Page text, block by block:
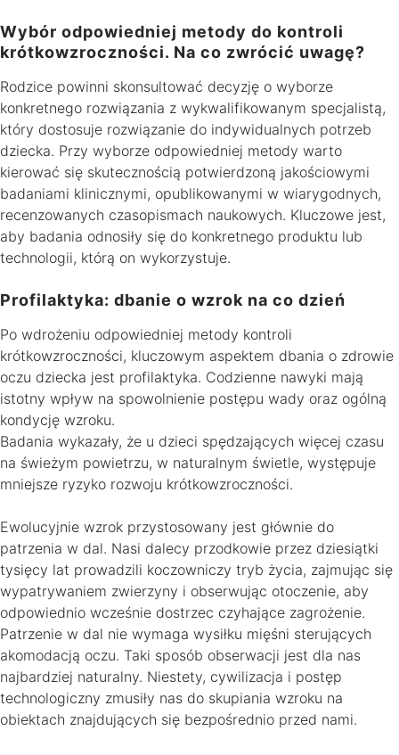
Wybór odpowiedniej metody do kontroli
krótkowzroczności. Na co zwrócić uwagę?
Rodzice powinni skonsultować decyzję o wyborze
konkretnego rozwiązania z wykwalifikowanym specjalistą,
który dostosuje rozwiązanie do indywidualnych potrzeb
dziecka. Przy wyborze odpowiedniej metody warto
kierować się skutecznością potwierdzoną jakościowymi
badaniami klinicznymi, opublikowanymi w wiarygodnych,
recenzowanych czasopismach naukowych. Kluczowe jest,
aby badania odnosiły się do konkretnego produktu lub
technologii, którą on wykorzystuje.
Profilaktyka: dbanie o wzrok na co dzień
Po wdrożeniu odpowiedniej metody kontroli
krótkowzroczności, kluczowym aspektem dbania o zdrowie
oczu dziecka jest profilaktyka. Codzienne nawyki mają
istotny wpływ na spowolnienie postępu wady oraz ogólną
kondycję wzroku.
Badania wykazały, że u dzieci spędzających więcej czasu
na świeżym powietrzu, w naturalnym świetle, występuje
mniejsze ryzyko rozwoju krótkowzroczności.
Ewolucyjnie wzrok przystosowany jest głównie do
patrzenia w dal. Nasi dalecy przodkowie przez dziesiątki
tysięcy lat prowadzili koczowniczy tryb życia, zajmując się
wypatrywaniem zwierzyny i obserwując otoczenie, aby
odpowiednio wcześnie dostrzec czyhające zagrożenie.
Patrzenie w dal nie wymaga wysiłku mięśni sterujących
akomodacją oczu. Taki sposób obserwacji jest dla nas
najbardziej naturalny. Niestety, cywilizacja i postęp
technologiczny zmusiły nas do skupiania wzroku na
obiektach znajdujących się bezpośrednio przed nami.